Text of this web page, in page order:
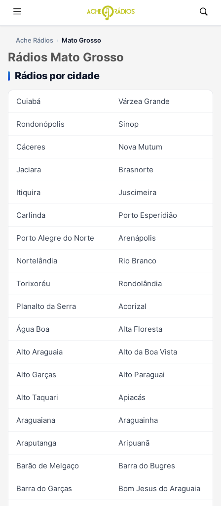
Ache Rádios Mato Grosso
Rádios Mato Grosso
Rádios por cidade
Cuiabá Várzea Grande
Rondonópolis Sinop
Cáceres Nova Mutum
Jaciara Brasnorte
Itiquira Juscimeira
Carlinda Porto Esperidião
Porto Alegre do Norte Arenápolis
Nortelândia Rio Branco
Torixoréu Rondolândia
Planalto da Serra Acorizal
Água Boa Alta Floresta
Alto Araguaia Alto da Boa Vista
Alto Garças Alto Paraguai
Alto Taquari Apiacás
Araguaiana Araguainha
Araputanga Aripuanã
Barão de Melgaço Barra do Bugres
Barra do Garças Bom Jesus do Araguaia